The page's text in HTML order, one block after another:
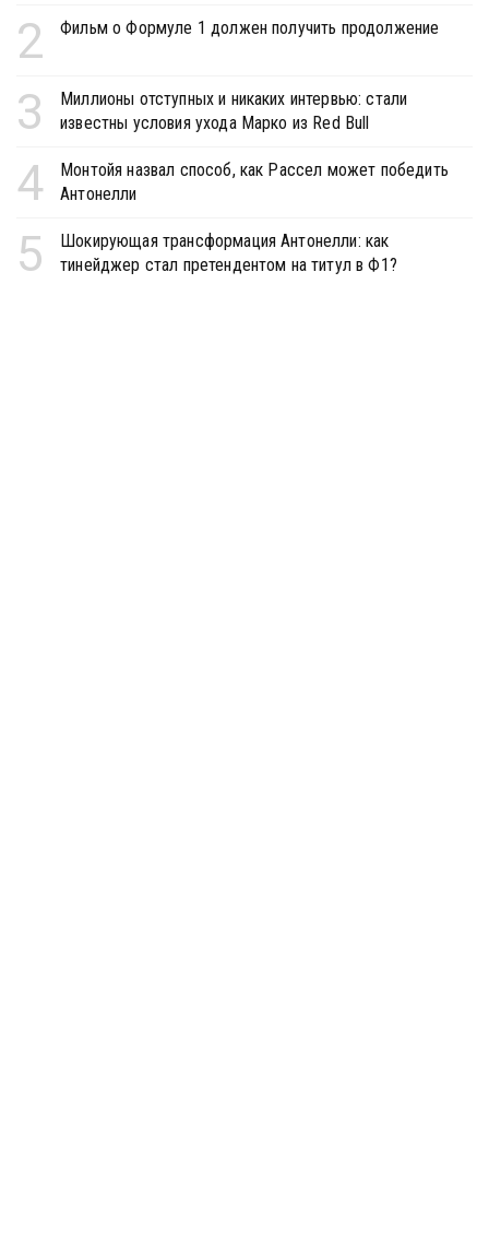
2 Фильм о Формуле 1 должен получить продолжение
3
Миллионы отступных и никаких интервью: стали
известны условия ухода Марко из Red Bull
4
Монтойя назвал способ, как Рассел может победить
Антонелли
5
Шокирующая трансформация Антонелли: как
тинейджер стал претендентом на титул в Ф1?